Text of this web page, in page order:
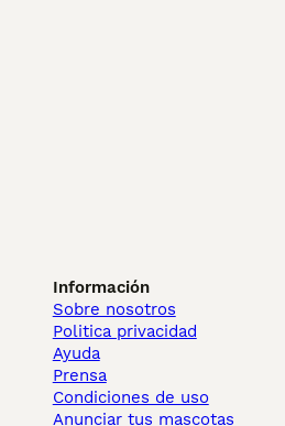
Información
Sobre nosotros
Politica privacidad
Ayuda
Prensa
Condiciones de uso
Anunciar tus mascotas